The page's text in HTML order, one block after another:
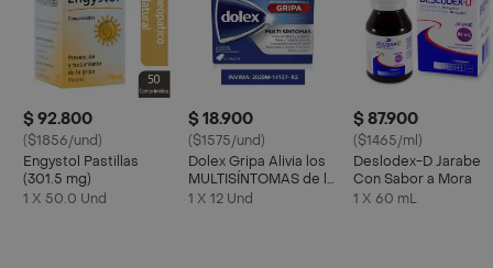
$ 92.800
($1856/und)
Engystol Pastillas
(301.5 mg)
1 X 50.0 Und
$ 18.900
($1575/und)
Dolex Gripa Alivia los
MULTISÍNTOMAS de la
Gripa X 12 tabs
1 X 12 Und
$ 87.900
($1465/ml)
Deslodex-D Jarabe
Con Sabor a Mora
1 X 60 mL